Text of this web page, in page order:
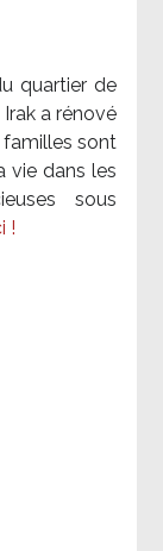
quartier de
a rénové
sont
vie dans les
sous
!